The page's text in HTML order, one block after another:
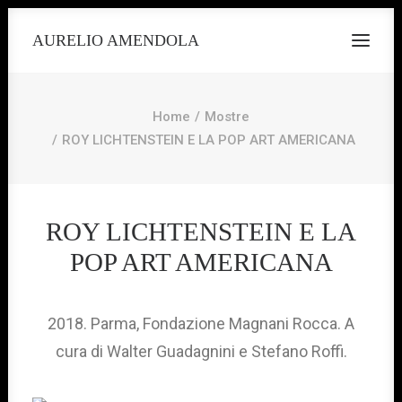
AURELIO AMENDOLA
Home
Mostre
ROY LICHTENSTEIN E LA POP ART AMERICANA
ROY LICHTENSTEIN E LA
POP ART AMERICANA
2018. Parma, Fondazione Magnani Rocca. A
cura di Walter Guadagnini e Stefano Roffi.